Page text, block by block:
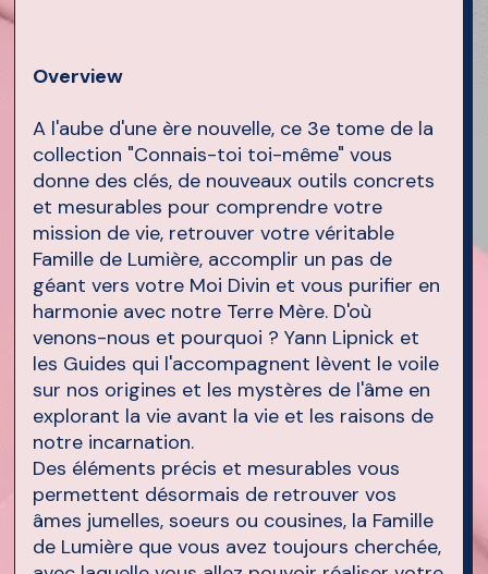
Overview
A l'aube d'une ère nouvelle, ce 3e tome de la
collection "Connais-toi toi-même" vous
donne des clés, de nouveaux outils concrets
et mesurables pour comprendre votre
mission de vie, retrouver votre véritable
Famille de Lumière, accomplir un pas de
géant vers votre Moi Divin et vous purifier en
harmonie avec notre Terre Mère. D'où
venons-nous et pourquoi ? Yann Lipnick et
les Guides qui l'accompagnent lèvent le voile
sur nos origines et les mystères de l'âme en
explorant la vie avant la vie et les raisons de
notre incarnation.
Des éléments précis et mesurables vous
permettent désormais de retrouver vos
âmes jumelles, soeurs ou cousines, la Famille
de Lumière que vous avez toujours cherchée,